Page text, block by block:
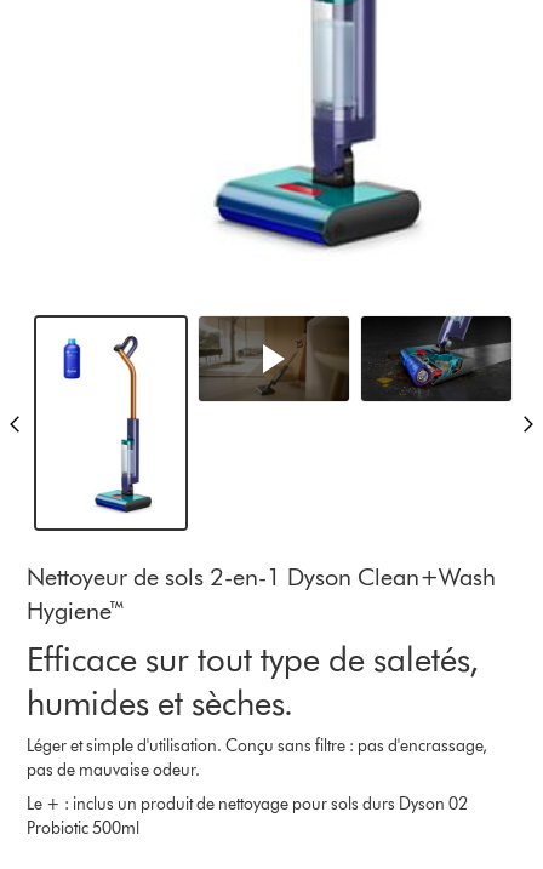
Nettoyeur de sols 2-en-1 Dyson Clean+Wash
Hygiene™
Efficace sur tout type de saletés,
humides et sèches.
Léger et simple d'utilisation. Conçu sans filtre : pas d'encrassage,
pas de mauvaise odeur.
Le + : inclus un produit de nettoyage pour sols durs Dyson 02
Probiotic 500ml